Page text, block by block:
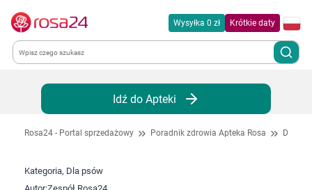
Wysyłka 0 zł Krótkie daty
Kategorie
Chemia gospodarcza
Dla zwierząt
Idź do Apteki
Rosa24 - Portal sprzedażowy Poradnik zdrowia Apteka Rosa Dla
Kategoria, Dla psów